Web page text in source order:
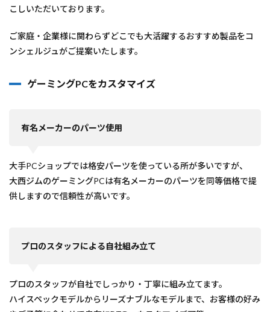
こしいただいております。
ご家庭・企業様に関わらずどこでも大活躍するおすすめ製品をコ
ンシェルジュがご提案いたします。
ゲーミングPCをカスタマイズ
有名メーカーのパーツ使用
大手PCショップでは格安パーツを使っている所が多いですが、
大西ジムのゲーミングPCは有名メーカーのパーツを同等価格で提
供しますので信頼性が高いです。
プロのスタ​ッフによる自社組み立て
プロのスタ​ッフが自社でしっかり・丁寧に組み立てます。
ハイスペックモデルからリーズナブルなモデルまで、お客様の好み